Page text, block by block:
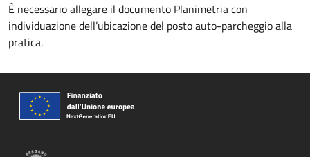
È necessario allegare il documento Planimetria con
individuazione dell’ubicazione del posto auto-parcheggio alla
pratica.